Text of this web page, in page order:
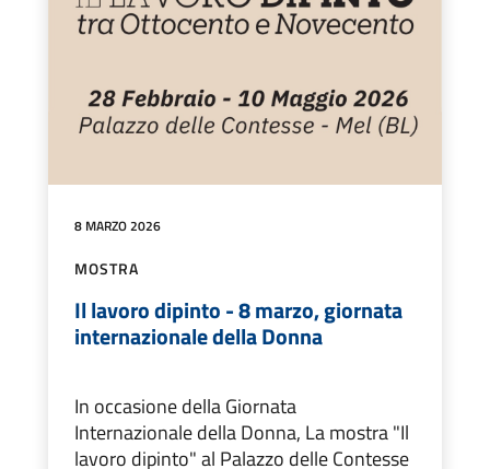
8 MARZO 2026
MOSTRA
Il lavoro dipinto - 8 marzo, giornata
internazionale della Donna
In occasione della Giornata
Internazionale della Donna, La mostra "Il
lavoro dipinto" al Palazzo delle Contesse